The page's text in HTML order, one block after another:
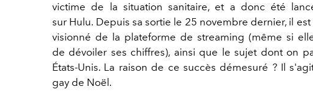
victime de la situation sanitaire, et a donc été
sur Hulu. Depuis sa sortie le 25 novembre dernier, il
visionné de la plateforme de streaming (même si
de dévoiler ses chiffres), ainsi que le sujet dont on
États-Unis. La raison de ce succès démesuré ? Il
gay de Noël.